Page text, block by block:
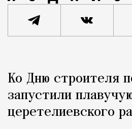
Город
Ко Дню строителя
запустили
церетелиевского